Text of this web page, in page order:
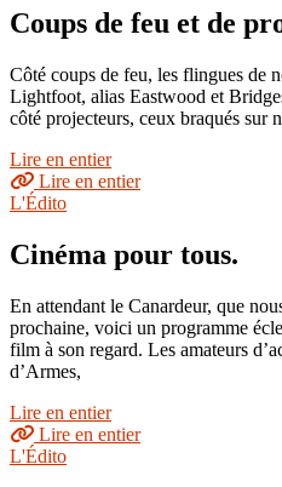
Coups de feu et de
Côté coups de feu, les flingues de
Lightfoot, alias Eastwood et
côté projecteurs, ceux braqués sur
Lire en entier
Lire en entier
L'Édito
Cinéma pour tous.
En attendant le Canardeur, que
prochaine, voici un programme
film à son regard. Les amateurs
d’Armes,
Lire en entier
Lire en entier
L'Édito